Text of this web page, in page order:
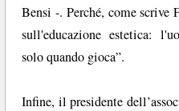
Bensi -. Perché, come
sull'educazione estetica:
solo quando gioca”.
Infine, il presidente